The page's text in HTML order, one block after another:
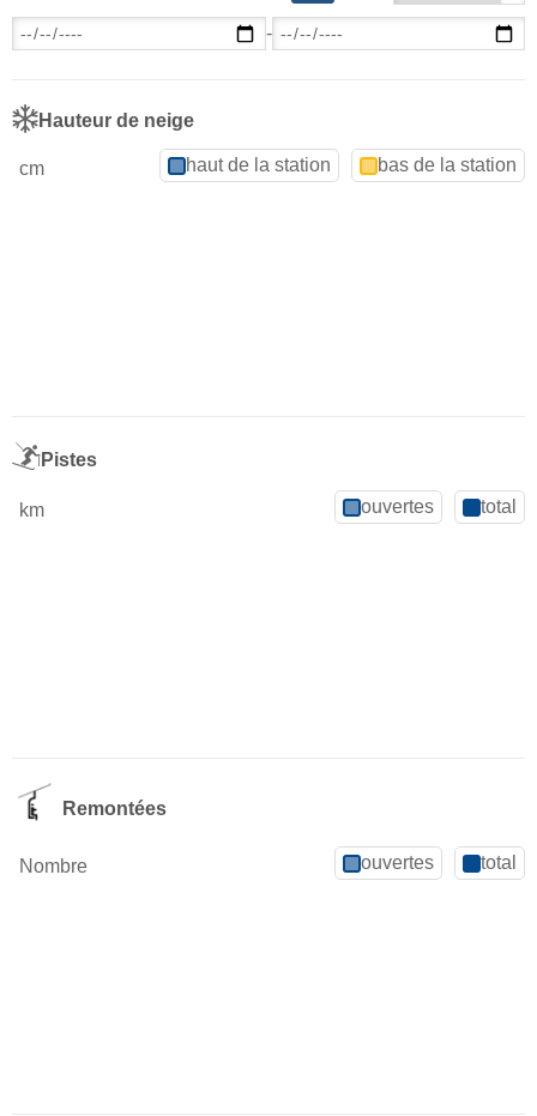
-
Hauteur de neige
cm haut de la station bas de la station
Pistes
km ouvertes total
Remontées
Nombre ouvertes total